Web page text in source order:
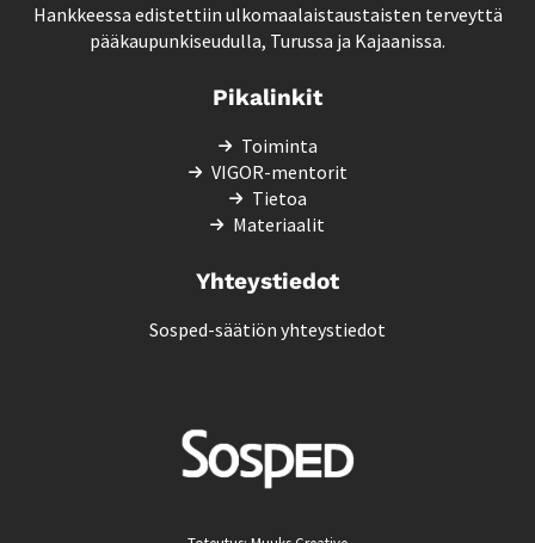
Hankkeessa edistettiin ulkomaalaistaustaisten terveyttä
pääkaupunkiseudulla, Turussa ja Kajaanissa.
Pikalinkit
Toiminta
VIGOR-mentorit
Tietoa
Materiaalit
Yhteystiedot
Sosped-säätiön yhteystiedot